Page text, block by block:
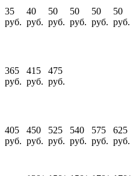
35
руб.
40
руб.
50
руб.
50
руб.
50
руб.
50
руб.
365
руб.
415
руб.
475
руб.
405
руб.
450
руб.
525
руб.
540
руб.
575
руб.
625
руб.